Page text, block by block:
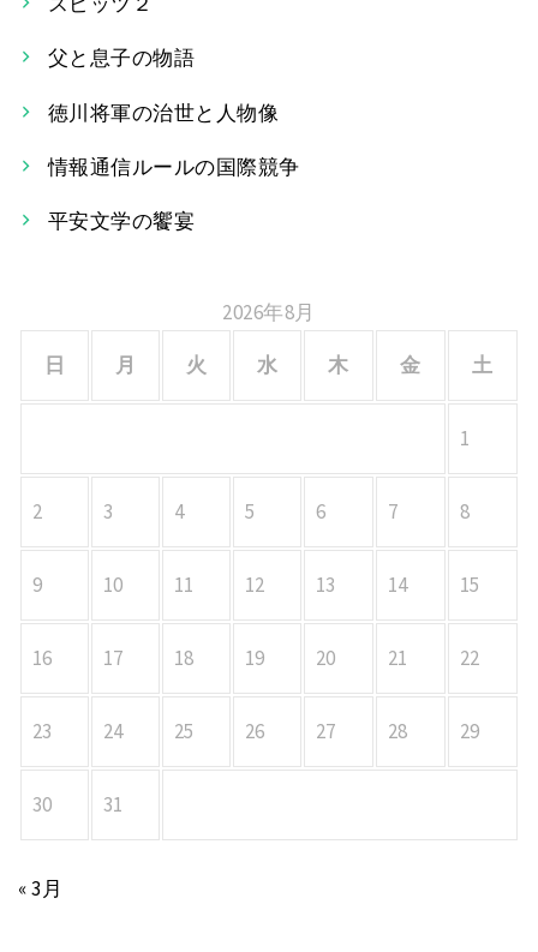
シ
ョ
ン
父と息子の物語
徳川将軍の治世と人物像
情報通信ルールの国際競争
平安文学の饗宴
2026年8月
日
月 火 水 木 金 土
1
2 3 4 5 6 7 8
9 10 11 12 13 14 15
16 17 18 19 20 21 22
23 24 25 26 27 28 29
30 31
« 3月